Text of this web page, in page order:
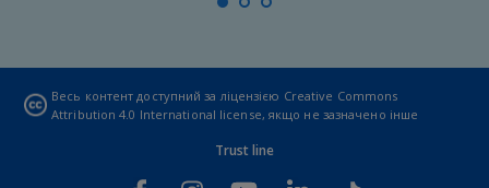
Весь контент доступний за ліцензією Creative Commons
Attribution 4.0 International license, якщо не зазначено інше
Trust line